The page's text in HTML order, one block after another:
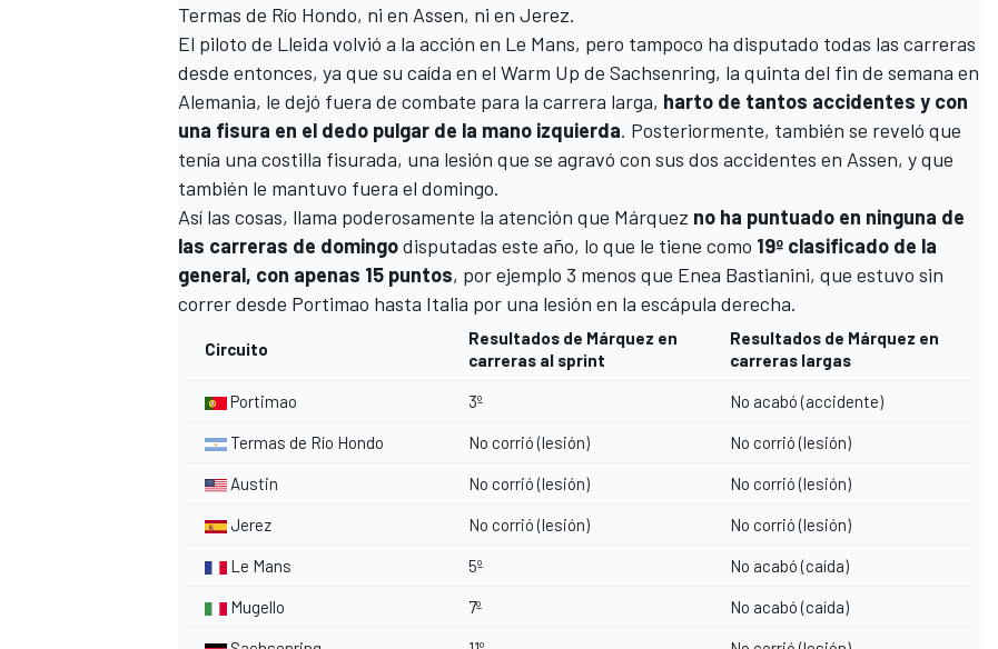
Termas de Río Hondo, ni en Assen, ni en Jerez.
El piloto de Lleida volvió a la acción en Le Mans, pero tampoco ha disputado todas las carreras
desde entonces, ya que su caída en el Warm Up de Sachsenring, la quinta del fin de semana en
Alemania, le dejó fuera de combate para la carrera larga, harto de tantos accidentes y con
una fisura en el dedo pulgar de la mano izquierda. Posteriormente, también se reveló que
tenía una costilla fisurada, una lesión que se agravó con sus dos accidentes en Assen, y que
también le mantuvo fuera el domingo.
Así las cosas, llama poderosamente la atención que Márquez no ha puntuado en ninguna de
las carreras de domingodisputadas este año, lo que le tiene como 19º clasificado de la
general, con apenas 15 puntos, por ejemplo 3 menos que Enea Bastianini, que estuvo sin
correr desde Portimao hasta Italia por una lesión en la escápula derecha.
Circuito
Resultados de Márquez en
carreras al sprint
Resultados de Márquez en
carreras largas
Portimao 3º No acabó (accidente)
Termas de Río Hondo No corrió (lesión) No corrió (lesión)
Austin No corrió (lesión) No corrió (lesión)
Jerez No corrió (lesión) No corrió (lesión)
Le Mans 5º No acabó (caída)
Mugello 7º No acabó (caída)